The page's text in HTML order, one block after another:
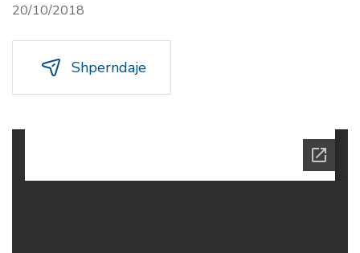
20/10/2018
Shperndaje